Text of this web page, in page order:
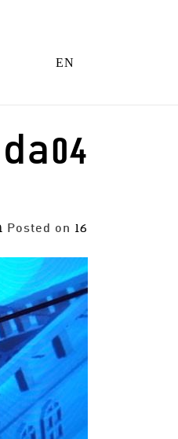
EN
da04
Posted on 16 באוגוסט 2017